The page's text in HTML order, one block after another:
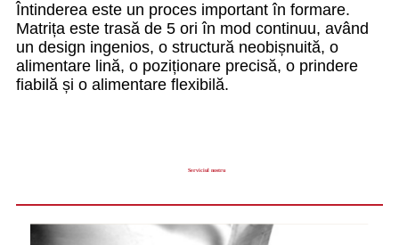
Întinderea este un proces important în formare.
Matrița este trasă de 5 ori în mod continuu, având
un design ingenios, o structură neobișnuită, o
alimentare lină, o poziționare precisă, o prindere
fiabilă și o alimentare flexibilă.
Serviciul nostru